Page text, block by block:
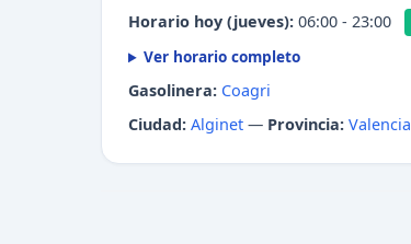
Horario hoy (jueves): 06:00 - 23:00
Ver horario completo
Gasolinera: Coagri
Ciudad: Alginet — Provincia: Valencia